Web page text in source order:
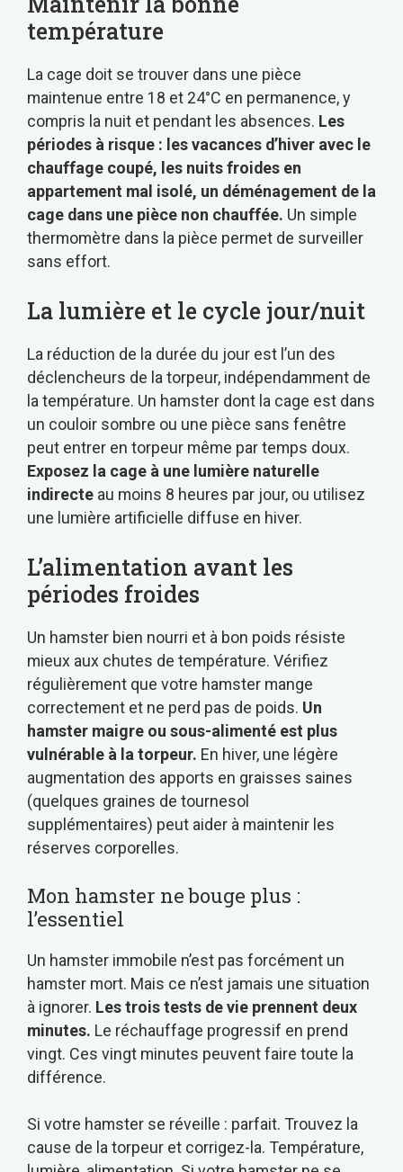
température
La cage doit se trouver dans une pièce
maintenue entre 18 et 24°C en permanence, y
compris la nuit et pendant les absences. Les
périodes à risque : les vacances d’hiver avec le
chauffage coupé, les nuits froides en
appartement mal isolé, un déménagement de la
cage dans une pièce non chauffée. Un simple
thermomètre dans la pièce permet de surveiller
sans effort.
La lumière et le cycle jour/nuit
La réduction de la durée du jour est l’un des
déclencheurs de la torpeur, indépendamment de
la température. Un hamster dont la cage est dans
un couloir sombre ou une pièce sans fenêtre
peut entrer en torpeur même par temps doux.
Exposez la cage à une lumière naturelle
indirecte au moins 8 heures par jour, ou utilisez
une lumière artificielle diffuse en hiver.
L’alimentation avant les
périodes froides
Un hamster bien nourri et à bon poids résiste
mieux aux chutes de température. Vérifiez
régulièrement que votre hamster mange
correctement et ne perd pas de poids. Un
hamster maigre ou sous-alimenté est plus
vulnérable à la torpeur. En hiver, une légère
augmentation des apports en graisses saines
(quelques graines de tournesol
supplémentaires) peut aider à maintenir les
réserves corporelles.
Mon hamster ne bouge plus :
l’essentiel
Un hamster immobile n’est pas forcément un
hamster mort. Mais ce n’est jamais une situation
à ignorer. Les trois tests de vie prennent deux
minutes. Le réchauffage progressif en prend
vingt. Ces vingt minutes peuvent faire toute la
différence.
Si votre hamster se réveille : parfait. Trouvez la
cause de la torpeur et corrigez-la. Température,